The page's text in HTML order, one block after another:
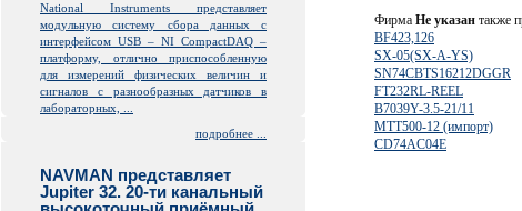
National Instruments представляет
модульную систему сбора данных с
интерфейсом USB – NI CompactDAQ –
платформу, отлично приспособленную
для измерений физических величин и
сигналов с разнообразных датчиков в
лабораторных, ...
подробнее ...
NAVMAN представляет
Jupiter 32. 20-ти канальный
Фирма Не указан также
BF423,126
SX-05(SX-A-YS)
SN74CBTS16212DGGR
FT232RL-REEL
B7039Y-3.5-21/11
МТТ500-12 (импорт)
CD74AC04E